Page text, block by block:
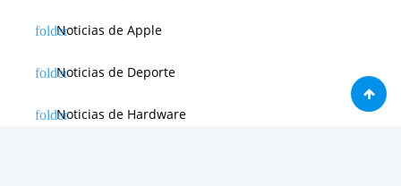
Noticias de Apple
Noticias de Deporte
Noticias de Hardware